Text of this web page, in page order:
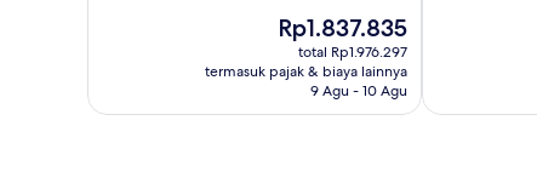
Harga
sekarang
Rp1.837.835
Rp1.837.835
total Rp1.976.297
termasuk pajak & biaya lainnya
9 Agu - 10 Agu